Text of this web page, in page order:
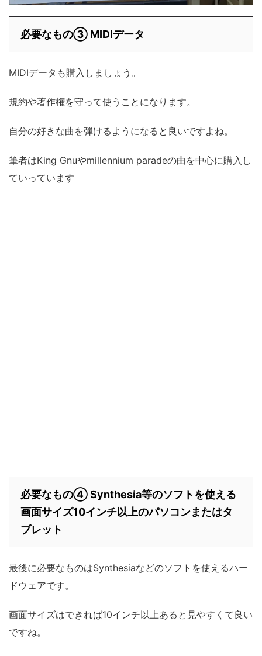
必要なもの③ MIDIデータ
MIDIデータも購入しましょう。
規約や著作権を守って使うことになります。
自分の好きな曲を弾けるようになると良いですよね。
筆者はKing Gnuやmillennium paradeの曲を中心に購入し
ていっています
必要なもの④ Synthesia等のソフトを使える
画面サイズ10インチ以上のパソコンまたはタ
ブレット
最後に必要なものはSynthesiaなどのソフトを使えるハー
ドウェアです。
画面サイズはできれば10インチ以上あると見やすくて良い
ですね。